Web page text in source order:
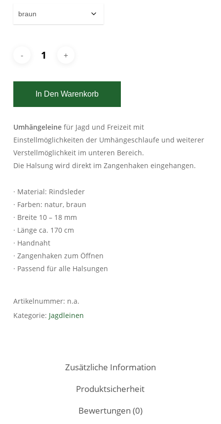
In Den Warenkorb
Umhängeleinefür Jagd und Freizeit mit
Einstellmöglichkeiten der Umhängeschlaufe und weiterer
Verstellmöglichkeit im unteren Bereich.
Die Halsung wird direkt im Zangenhaken eingehangen.
· Material: Rindsleder
· Farben: natur, braun
· Breite 10 – 18 mm
· Länge ca. 170 cm
· Handnaht
· Zangenhaken zum Öffnen
· Passend für alle Halsungen
Artikelnummer: n.a.
Kategorie: Jagdleinen
Zusätzliche Information
Produktsicherheit
Bewertungen (0)